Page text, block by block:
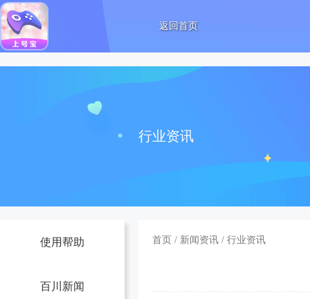
返回首页
行业资讯
使用帮助
百川新闻
首页 / 新闻资讯 / 行业资讯